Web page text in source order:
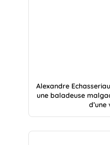
Alexandre
une baladeuse
d’une